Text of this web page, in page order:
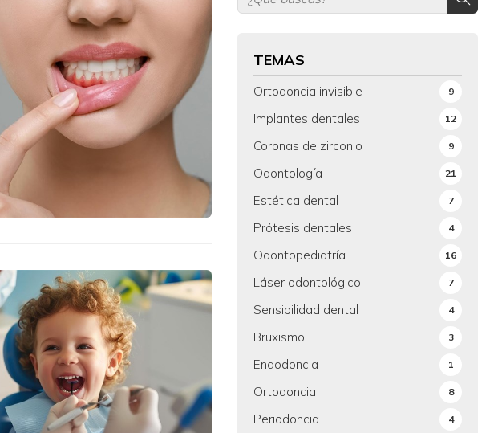
TEMAS
Ortodoncia invisible 9
Implantes dentales 12
Coronas de zirconio 9
Odontología 21
Estética dental 7
Prótesis dentales 4
Odontopediatría 16
Láser odontológico 7
Sensibilidad dental 4
Bruxismo 3
Endodoncia 1
Ortodoncia 8
Periodoncia 4